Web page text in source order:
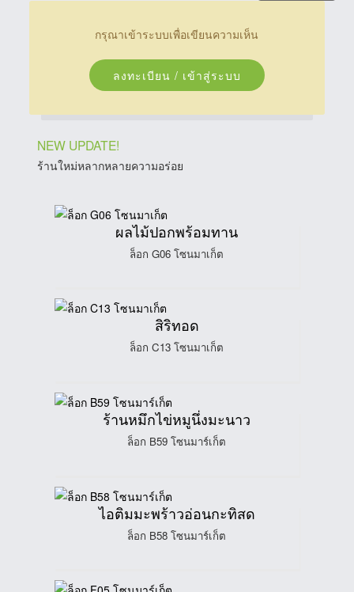
กรุณาเข้าระบบเพื่อเขียนความเห็น
ลงทะเบียน / เข้าสู่ระบบ
NEW UPDATE!
ร้านใหม่หลากหลายความอร่อย
ผลไม้ปอกพร้อมทาน
ล็อก G06 โซนมาเก็ต
สิริทอด
ล็อก C13 โซนมาเก็ต
ร้านหมึกไข่หมูนึ่งมะนาว
ล็อก B59 โซนมาร์เก็ต
ไอติมมะพร้าวอ่อนกะทิสด
ล็อก B58 โซนมาร์เก็ต